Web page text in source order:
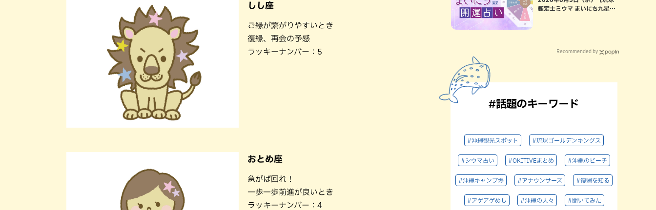
しし座
ご縁が繋がりやすいとき
復縁、再会の予感
ラッキーナンバー：5
おとめ座
急がば回れ！
一歩一歩前進が良いとき
ラッキーナンバー：4
鑑定士ミウマ まいにち九星気
Recommended by
#話題のキーワード
#沖縄観光スポット #琉球ゴールデンキングス
#シウマ占い #OKITIVEまとめ #沖縄のビーチ
#沖縄キャンプ場 #アナウンサーズ #復帰を知る
#アゲアゲめし #沖縄の人々 #聞いてみた